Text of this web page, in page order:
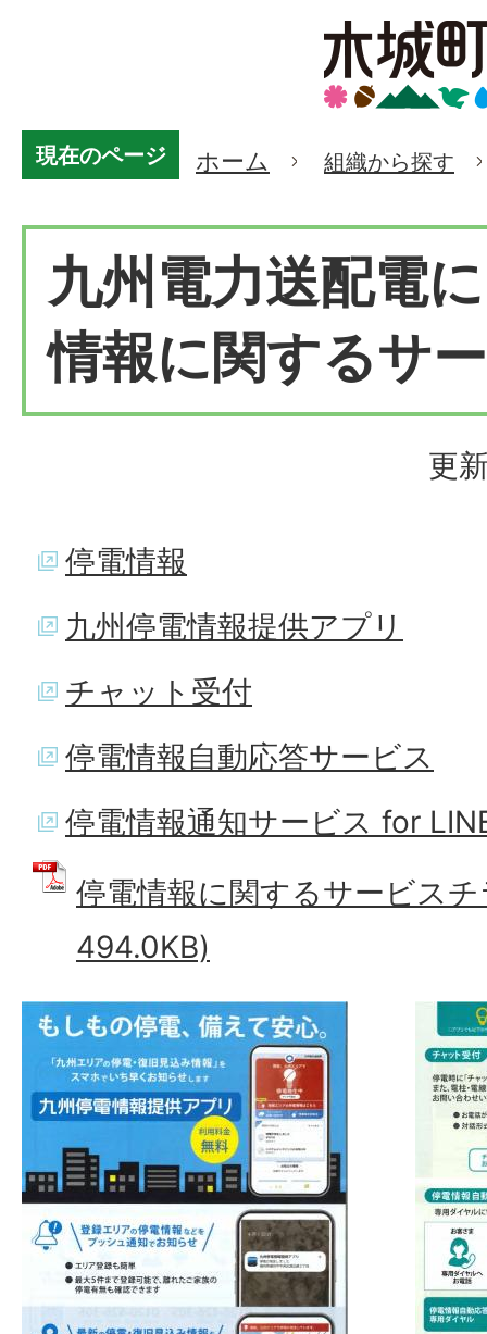
現在のページ ホーム 組織から探す
九州電力送配電
情報に関するサ
更
停電情報
九州停電情報提供アプリ
チャット受付
停電情報自動応答サービス
停電情報通知サービス for
停電情報に関するサービス
494.0KB)